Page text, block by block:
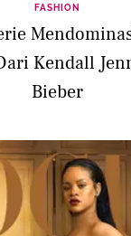
FASHION
Kendall
Bieber